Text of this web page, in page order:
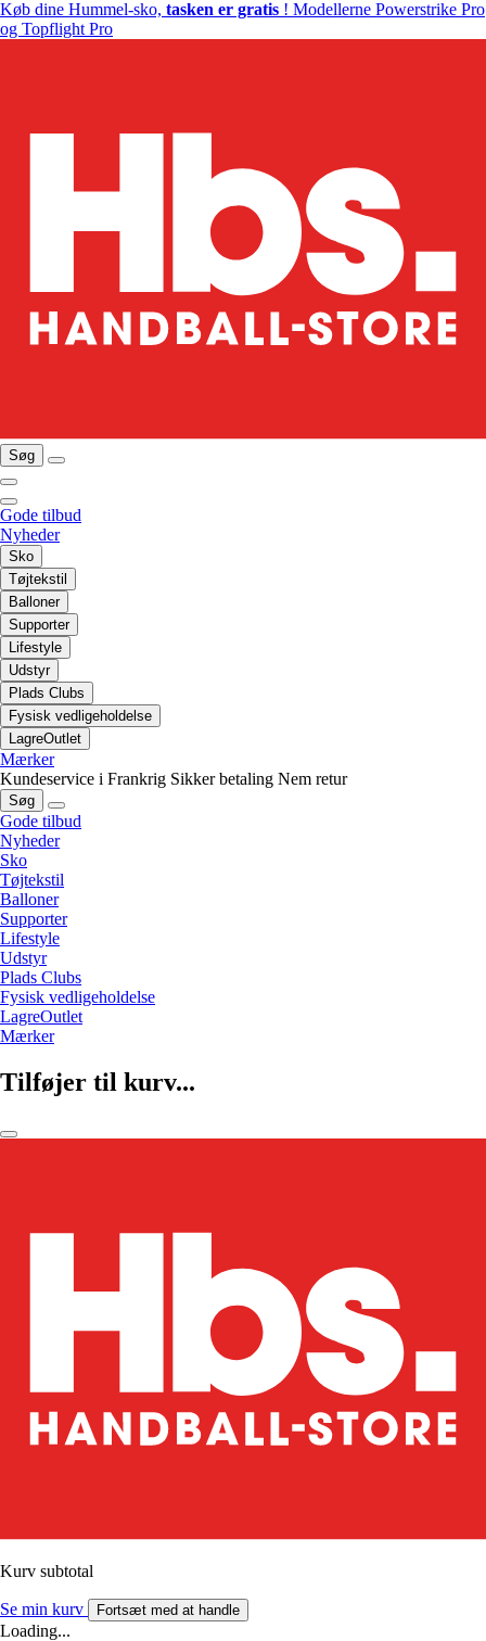
Køb dine Hummel-sko, tasken er gratis ! Modellerne Powerstrike Pro
og Topflight Pro
Søg
Gode tilbud
Nyheder
Sko
Tøjtekstil
Balloner
Supporter
Lifestyle
Udstyr
Plads Clubs
Fysisk vedligeholdelse
LagreOutlet
Mærker
Kundeservice i Frankrig Sikker betaling Nem retur
Søg
Gode tilbud
Nyheder
Sko
Tøjtekstil
Balloner
Supporter
Lifestyle
Udstyr
Plads Clubs
Fysisk vedligeholdelse
LagreOutlet
Mærker
Tilføjer til kurv...
Kurv subtotal
Se min kurv Fortsæt med at handle
Loading...